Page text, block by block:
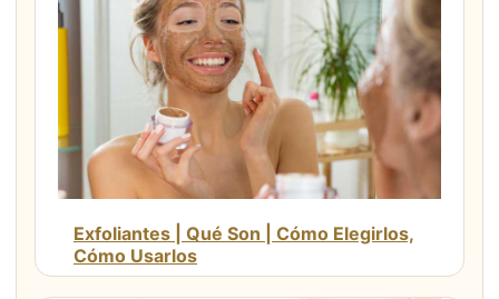
Exfoliantes | Qué Son | Cómo Elegirlos,
Cómo Usarlos